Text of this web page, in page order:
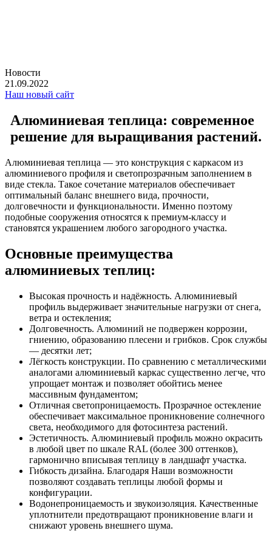
Новости
21.09.2022
Наш новый сайт
Алюминиевая теплица: современное
решение для выращивания растений.
Алюминиевая теплица — это конструкция с каркасом из
алюминиевого профиля и светопрозрачным заполнением в
виде стекла. Такое сочетание материалов обеспечивает
оптимальный баланс внешнего вида, прочности,
долговечности и функциональности. Именно поэтому
подобные сооружения относятся к премиум-классу и
становятся украшением любого загородного участка.
Основные преимущества
алюминиевых теплиц:
Высокая прочность и надёжность. Алюминиевый
профиль выдерживает значительные нагрузки от снега,
ветра и остекления;
Долговечность. Алюминий не подвержен коррозии,
гниению, образованию плесени и грибков. Срок службы
— десятки лет;
Лёгкость конструкции. По сравнению с металлическими
аналогами алюминиевый каркас существенно легче, что
упрощает монтаж и позволяет обойтись менее
массивным фундаментом;
Отличная светопроницаемость. Прозрачное остекление
обеспечивает максимальное проникновение солнечного
света, необходимого для фотосинтеза растений.
Эстетичность. Алюминиевый профиль можно окрасить
в любой цвет по шкале RAL (более 300 оттенков),
гармонично вписывая теплицу в ландшафт участка.
Гибкость дизайна. Благодаря Наши возможности
позволяют создавать теплицы любой формы и
конфигурации.
Водонепроницаемость и звукоизоляция. Качественные
уплотнители предотвращают проникновение влаги и
снижают уровень внешнего шума.